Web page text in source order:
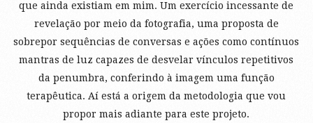
que ainda existiam em mim. Um exercício incessante de
revelação por meio da fotografia, uma proposta de
sobrepor sequências de conversas e ações como contínuos
mantras de luz capazes de desvelar vínculos repetitivos
da penumbra, conferindo à imagem uma função
terapêutica. Aí está a origem da metodologia que vou
propor mais adiante para este projeto.